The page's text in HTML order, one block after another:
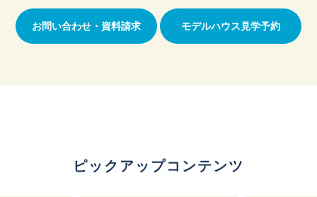
お問い合わせ・資料請求 モデルハウス見学予約
ピックアップコンテンツ